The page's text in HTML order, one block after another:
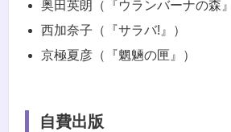
奥田英朗（『ウランバーナの森』
西加奈子（『サラバ!』）
京極夏彦（『魍魎の匣』）
自費出版